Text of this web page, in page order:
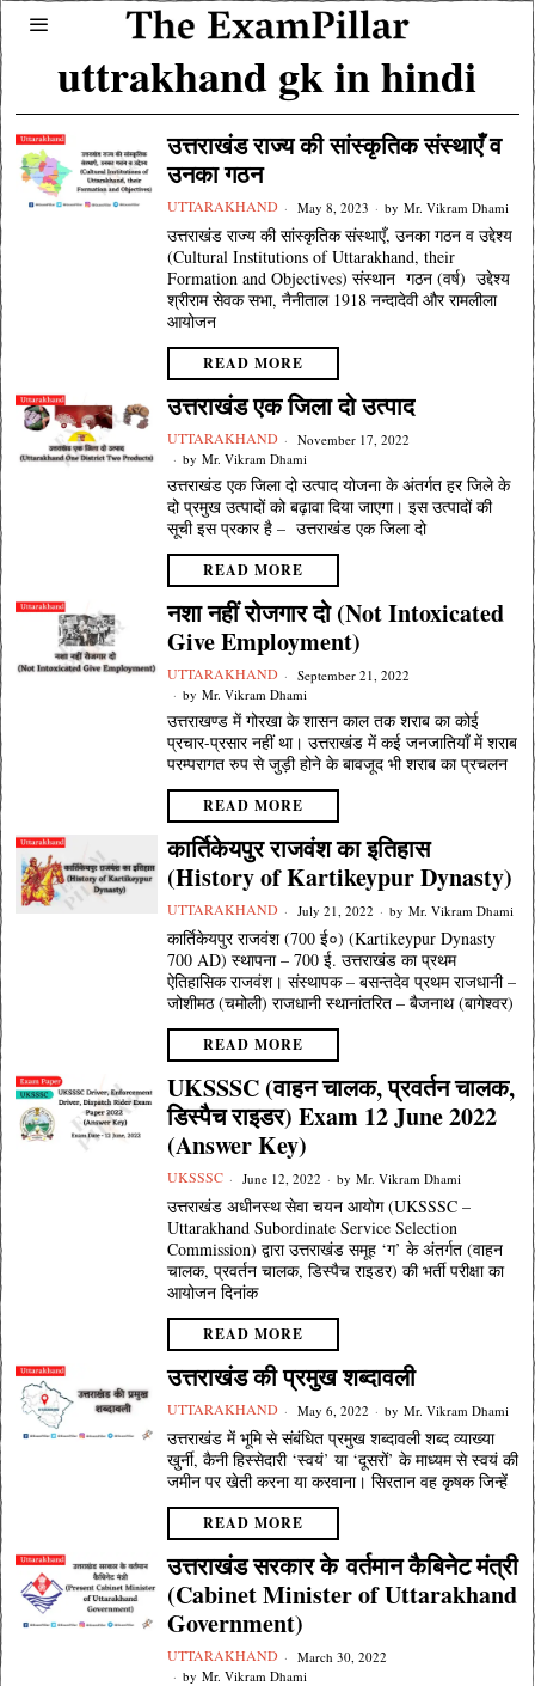
uttrakhand gk in hindi
उत्तराखंड राज्य की सांस्कृतिक संस्थाएँ व
उनका गठन
UTTARAKHAND May 8, 2023 by Mr. Vikram Dhami
उत्तराखंड राज्य की सांस्कृतिक संस्थाएँ, उनका गठन व उद्देश्य
(Cultural Institutions of Uttarakhand, their
Formation and Objectives) संस्थान गठन (वर्ष) उद्देश्य
श्रीराम सेवक सभा, नैनीताल 1918 नन्दादेवी और रामलीला
आयोजन
READ MORE
उत्तराखंड एक जिला दो उत्पाद
UTTARAKHAND
November 17, 2022
by Mr. Vikram Dhami
उत्तराखंड एक जिला दो उत्पाद योजना के अंतर्गत हर जिले के
दो प्रमुख उत्पादों को बढ़ावा दिया जाएगा। इस उत्पादों की
सूची इस प्रकार है – उत्तराखंड एक जिला दो
READ MORE
नशा नहीं रोजगार दो (Not Intoxicated
Give Employment)
UTTARAKHAND
September 21, 2022
by Mr. Vikram Dhami
उत्तराखण्ड में गोरखा के शासन काल तक शराब का कोई
प्रचार-प्रसार नहीं था। उत्तराखंड में कई जनजातियाँ में शराब
परम्परागत रुप से जुड़ी होने के बावजूद भी शराब का प्रचलन
READ MORE
कार्तिकेयपुर राजवंश का इतिहास
(History of Kartikeypur Dynasty)
UTTARAKHAND July 21, 2022 by Mr. Vikram Dhami
कार्तिकेयपुर राजवंश (700 ई०) (Kartikeypur Dynasty
700 AD) स्थापना – 700 ई. उत्तराखंड का प्रथम
ऐतिहासिक राजवंश। संस्थापक – बसन्तदेव प्रथम राजधानी –
जोशीमठ (चमोली) राजधानी स्थानांतरित – बैजनाथ (बागेश्वर)
READ MORE
UKSSSC (वाहन चालक, प्रवर्तन चालक,
डिस्पैच राइडर) Exam 12 June 2022
(Answer Key)
UKSSSC June 12, 2022 by Mr. Vikram Dhami
उत्तराखंड अधीनस्थ सेवा चयन आयोग (UKSSSC –
Uttarakhand Subordinate Service Selection
Commission) द्वारा उत्तराखंड समूह ‘ग’ के अंतर्गत (वाहन
चालक, प्रवर्तन चालक, डिस्पैच राइडर) की भर्ती परीक्षा का
आयोजन दिनांक
READ MORE
उत्तराखंड की प्रमुख शब्दावली
UTTARAKHAND May 6, 2022 by Mr. Vikram Dhami
उत्तराखंड में भूमि से संबंधित प्रमुख शब्दावली शब्द व्याख्या
खुर्नी, कैनी हिस्सेदारी ‘स्वयं’ या ‘दूसरों’ के माध्यम से स्वयं की
जमीन पर खेती करना या करवाना। सिरतान वह कृषक जिन्हें
READ MORE
उत्तराखंड सरकार के वर्तमान कैबिनेट मंत्री
(Cabinet Minister of Uttarakhand
Government)
UTTARAKHAND
March 30, 2022
by Mr. Vikram Dhami